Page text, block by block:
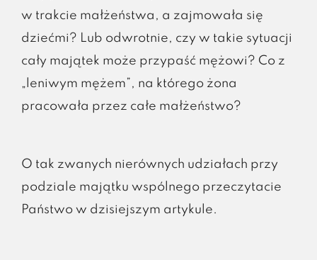
w trakcie małżeństwa, a zajmowała się
dziećmi? Lub odwrotnie, czy w takie sytuacji
cały majątek może przypaść mężowi? Co z
„leniwym mężem”, na którego żona
pracowała przez całe małżeństwo?
O tak zwanych nierównych udziałach przy
podziale majątku wspólnego przeczytacie
Państwo w dzisiejszym artykule.